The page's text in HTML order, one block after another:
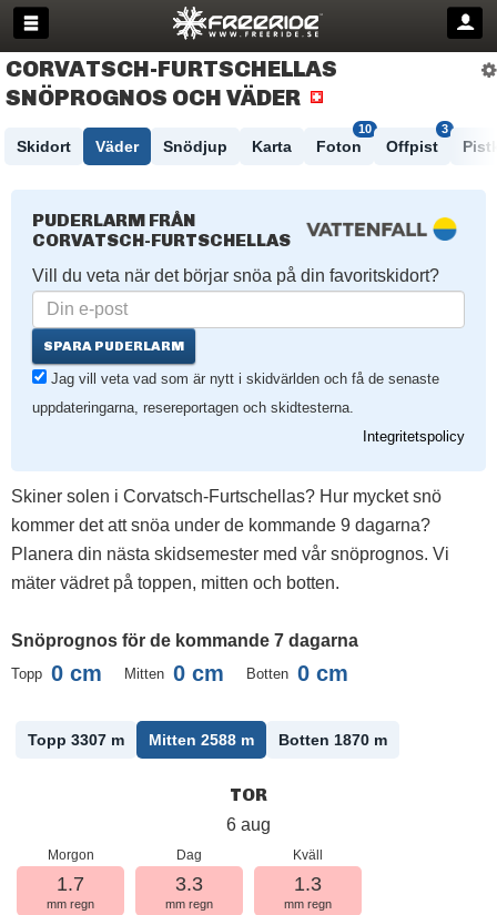
CORVATSCH-FURTSCHELLAS
SNÖPROGNOS OCH VÄDER
Skidort Väder Snödjup Karta Foton
10
Offpist
3
PUDERLARM FRÅN
CORVATSCH-FURTSCHELLAS
Vill du veta när det börjar snöa på din favoritskidort?
SPARA PUDERLARM
Jag vill veta vad som är nytt i skidvärlden och få de senaste
uppdateringarna, resereportagen och skidtesterna.
Integritetspolicy
Skiner solen i Corvatsch-Furtschellas? Hur mycket snö
kommer det att snöa under de kommande 9 dagarna?
Planera din nästa skidsemester med vår snöprognos. Vi
mäter vädret på toppen, mitten och botten.
Snöprognos för de kommande 7 dagarna
Topp 0 cm Mitten 0 cm Botten 0 cm
Topp 3307 m Mitten 2588 m Botten 1870 m
TOR
6 aug
Morgon
1.7
mm regn
Dag
3.3
mm regn
Kväll
1.3
mm regn